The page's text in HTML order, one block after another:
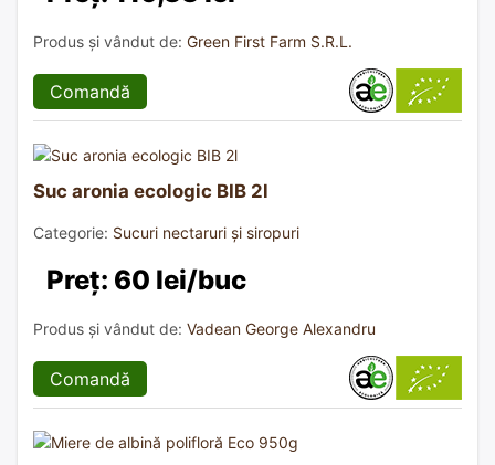
Produs și vândut de: Green First Farm S.R.L.
Comandă
Suc aronia ecologic BIB 2l
Categorie: Sucuri nectaruri și siropuri
Preț: 60 lei/buc
Produs și vândut de: Vadean George Alexandru
Comandă